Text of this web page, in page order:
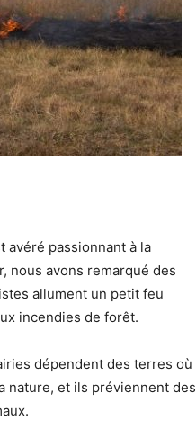
avéré passionnant à la
nous avons remarqué des
allument un petit feu
incendies de forêt.
dépendent des terres où
nature, et ils préviennent des